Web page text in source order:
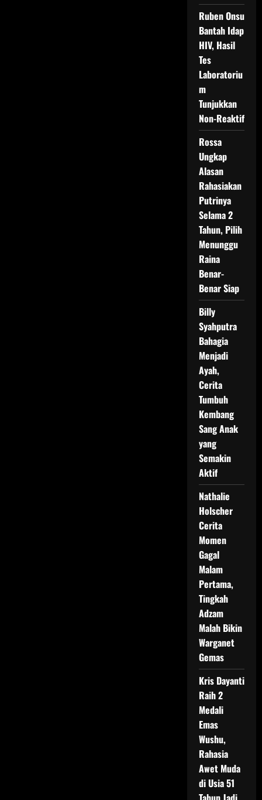
Ruben Onsu
Bantah Idap
HIV, Hasil
Tes
Laboratoriu
m
Tunjukkan
Non-Reaktif
Rossa
Ungkap
Alasan
Rahasiakan
Putrinya
Selama 2
Tahun, Pilih
Menunggu
Raina
Benar-
Benar Siap
Billy
Syahputra
Bahagia
Menjadi
Ayah,
Cerita
Tumbuh
Kembang
Sang Anak
yang
Semakin
Aktif
Nathalie
Holscher
Cerita
Momen
Gagal
Malam
Pertama,
Tingkah
Adzam
Malah Bikin
Warganet
Gemas
Kris Dayanti
Raih 2
Medali
Emas
Wushu,
Rahasia
Awet Muda
di Usia 51